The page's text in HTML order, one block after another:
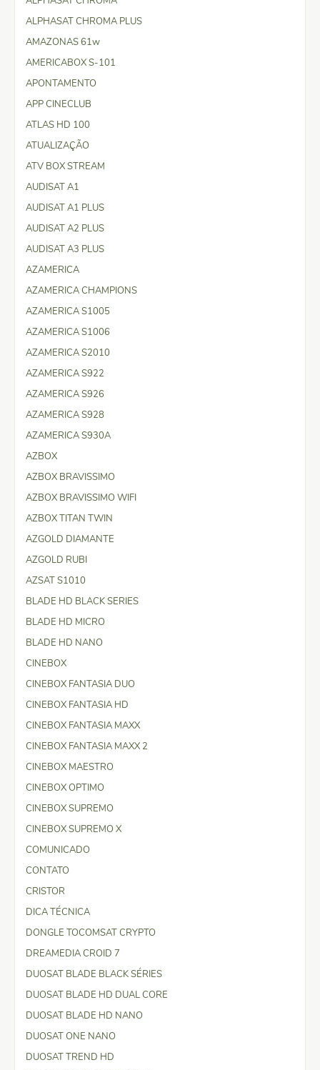
ALPHASAT CHROMA PLUS
AMAZONAS 61w
AMERICABOX S-101
APONTAMENTO
APP CINECLUB
ATLAS HD 100
ATUALIZAÇÃO
ATV BOX STREAM
AUDISAT A1
AUDISAT A1 PLUS
AUDISAT A2 PLUS
AUDISAT A3 PLUS
AZAMERICA
AZAMERICA CHAMPIONS
AZAMERICA S1005
AZAMERICA S1006
AZAMERICA S2010
AZAMERICA S922
AZAMERICA S926
AZAMERICA S928
AZAMERICA S930A
AZBOX
AZBOX BRAVISSIMO
AZBOX BRAVISSIMO WIFI
AZBOX TITAN TWIN
AZGOLD DIAMANTE
AZGOLD RUBI
AZSAT S1010
BLADE HD BLACK SERIES
BLADE HD MICRO
BLADE HD NANO
CINEBOX
CINEBOX FANTASIA DUO
CINEBOX FANTASIA HD
CINEBOX FANTASIA MAXX
CINEBOX FANTASIA MAXX 2
CINEBOX MAESTRO
CINEBOX OPTIMO
CINEBOX SUPREMO
CINEBOX SUPREMO X
COMUNICADO
CONTATO
CRISTOR
DICA TÉCNICA
DONGLE TOCOMSAT CRYPTO
DREAMEDIA CROID 7
DUOSAT BLADE BLACK SÉRIES
DUOSAT BLADE HD DUAL CORE
DUOSAT BLADE HD NANO
DUOSAT ONE NANO
DUOSAT TREND HD